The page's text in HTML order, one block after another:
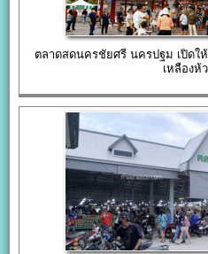
ตลาดสดนครชัยศรี นครปฐม เปิดใ
เหลืองห้